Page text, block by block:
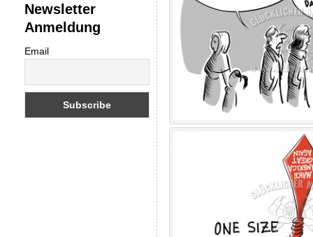
Newsletter
Anmeldung
Email